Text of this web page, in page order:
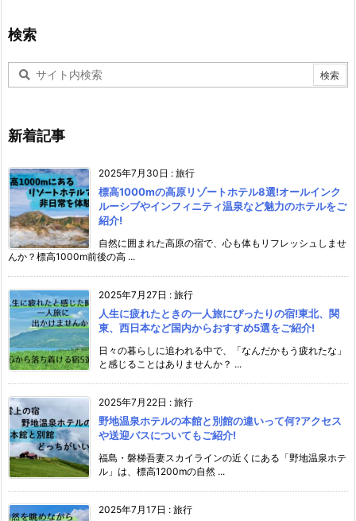
検索
新着記事
2025年7月30日 : 旅行
標高1000mの高原リゾートホテル8選!オールインク
ルーシブやインフィニティ温泉など魅力のホテルをご
紹介!
自然に囲まれた高原の宿で、心も体もリフレッシュしませ
んか？標高1000m前後の高 ...
2025年7月27日 : 旅行
人生に疲れたときの一人旅にぴったりの宿!東北、関
東、西日本など国内からおすすめ5選をご紹介!
日々の暮らしに追われる中で、「なんだかもう疲れたな」
と感じることはありませんか？ ...
2025年7月22日 : 旅行
野地温泉ホテルの本館と別館の違いって何?アクセス
や送迎バスについてもご紹介!
福島・磐梯吾妻スカイラインの近くにある「野地温泉ホテ
ル」は、標高1200mの自然 ...
2025年7月17日 : 旅行